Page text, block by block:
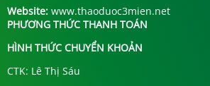
Website: www.thaoduoc3mien.net
PHƯƠNG THỨC THANH TOÁN
HÌNH THỨC CHUYỂN KHOẢN
CTK: Lê Thị Sáu